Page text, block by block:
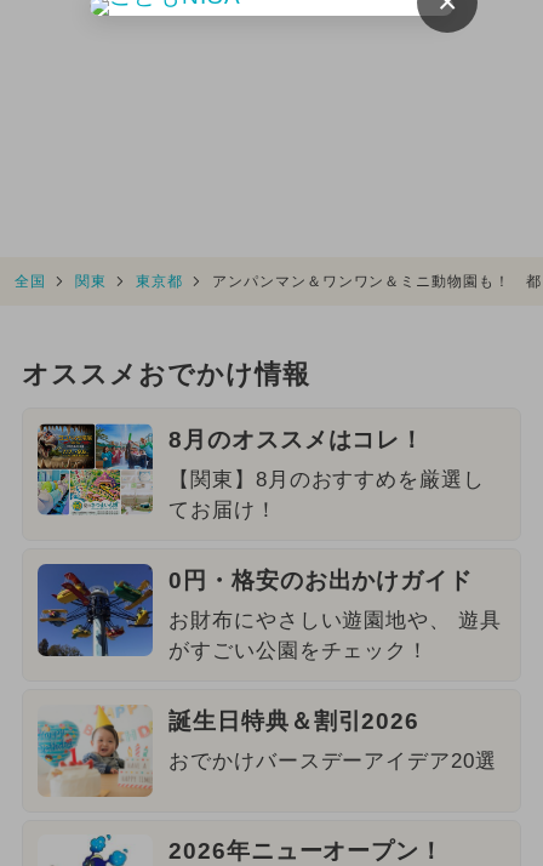
全国 関東 東京都 アンパンマン＆ワンワン＆ミニ動物園も！
オススメおでかけ情報
8月のオススメはコレ！
【関東】8月のおすすめを厳選し
てお届け！
0円・格安のお出かけガイド
お財布にやさしい遊園地や、 遊具
がすごい公園をチェック！
誕生日特典＆割引2026
おでかけバースデーアイデア20選
2026年ニューオープン！